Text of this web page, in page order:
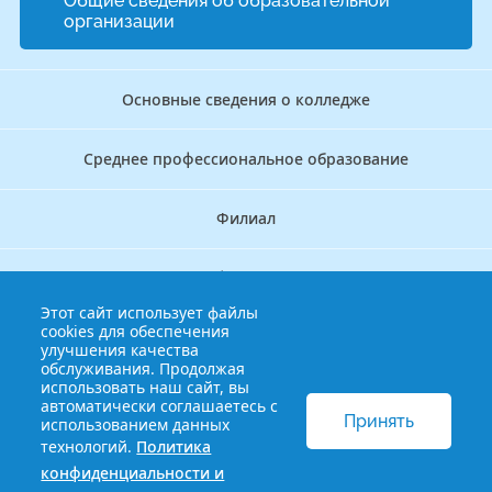
организации
Основные сведения о колледже
Среднее профессиональное образование
Филиал
Дополнительное профессиональное образование
Аккредитационно — симуляционный центр
Бережливый колледж
© 2013-2021 Краснодарский краевой базовый медицинский
Политика конфиденциальности и обработки
Этот сайт использует файлы
cookies для обеспечения
улучшения качества
обслуживания. Продолжая
использовать наш сайт, вы
автоматически соглашаетесь с
использованием данных
технологий. Политика
конфиденциальности и
Принять